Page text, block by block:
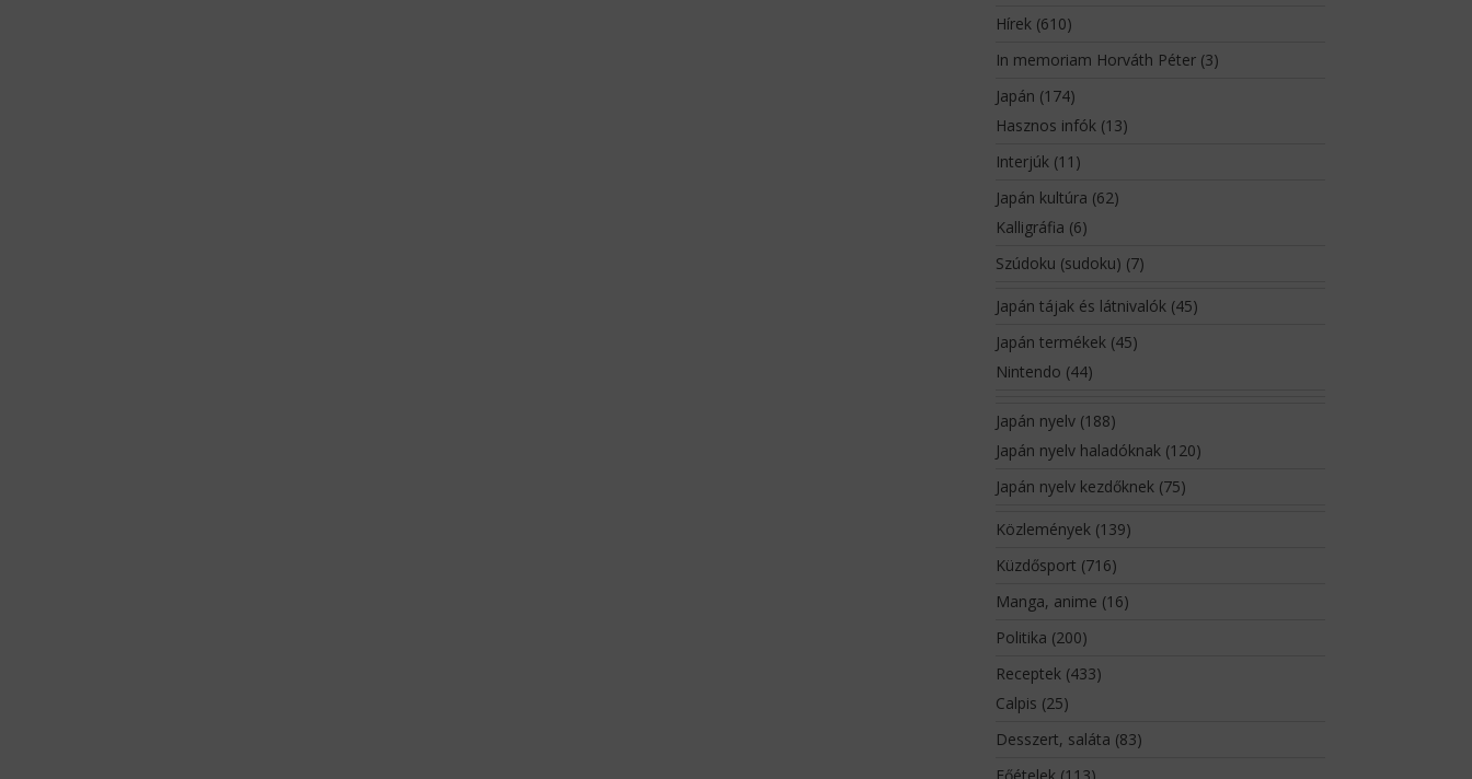
Hírek(610)
In memoriam Horváth Péter(3)
Japán (174)
Hasznos infók(13)
Interjúk(11)
Japán kultúra (62)
Kalligráfia (6)
Szúdoku (sudoku) (7)
Japán tájak és látnivalók(45)
Japán termékek(45)
Nintendo (44)
Japán nyelv(188)
Japán nyelv haladóknak(120)
Japán nyelv kezdőknek(75)
Közlemények(139)
Küzdősport (716)
Manga, anime (16)
Politika (200)
Receptek(433)
Calpis (25)
Desszert, saláta (83)